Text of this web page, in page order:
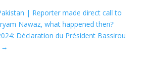
| Reporter made direct call to
Nawaz, what happened then?
Déclaration du Président Bassirou
→